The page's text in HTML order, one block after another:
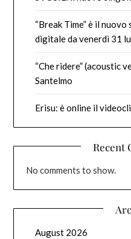
“Break Time” è il
digitale da venerdì 31
“Che ridere” (acoustic
Santelmo
Erisu: è online il
Recent
No comments to show.
August 2026